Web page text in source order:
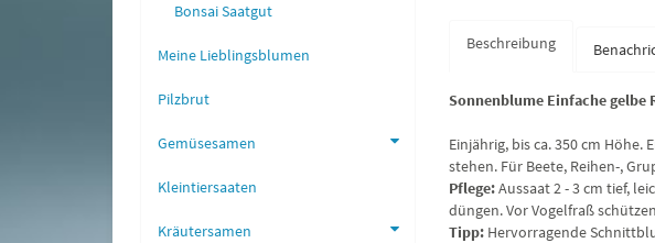
Beschreibung
Sonnenblume Einfache gelbe
Einjährig, bis ca. 350 cm
stehen. Für Beete, Reihen-,
Pflege:Aussaat 2 - 3 cm tief,
düngen. Vor Vogelfraß
Tipp: Hervorragende
Bonsai Saatgut
Meine Lieblingsblumen
Pilzbrut
Gemüsesamen
Kleintiersaaten
Kräutersamen